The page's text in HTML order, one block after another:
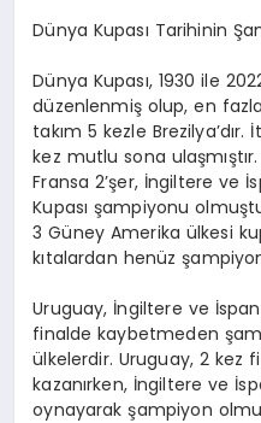
Dünya Kupası Tarihinin
Dünya Kupası, 1930 ile
düzenlenmiş olup, en
takım 5 kezle
kez mutlu sona
Fransa 2’şer, İngiltere ve
Kupası şampiyonu
3 Güney Amerika ülkesi
kıtalardan henüz
Uruguay, İngiltere ve
finalde kaybetmeden
ülkelerdir. Uruguay, 2 kez
kazanırken, İngiltere ve
oynayarak şampiyon